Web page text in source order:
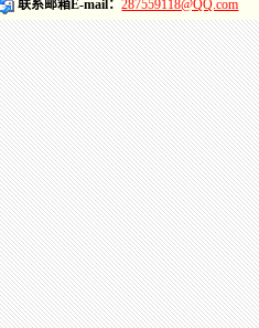
联系邮箱E-mail：287559118@QQ.com